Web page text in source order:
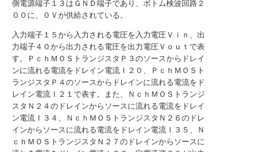
側電源端子１３はＧＮＤ端子であり、ボトム検波回路２
００に、０Ｖが供給されている。
入力端子１５から入力される電圧を入力電圧Ｖｉｎ、出
力端子４０から出力される電圧を出力電圧Ｖｏｕｔで表
す。ＰｃｈＭＯＳトランジスタＰ３のソースからドレイ
ンに流れる電流をドレイン電流Ｉ２０、ＰｃｈＭＯＳト
ランジスタＰ４のソースからドレインに流れる電流をド
レイン電流Ｉ２１で表す。また、ＮｃｈＭＯＳトランジ
スタＮ２４のドレインからソースに流れる電流をドレイ
ン電流Ｉ３４、ＮｃｈＭＯＳトランジスタＮ２６のドレ
インからソースに流れる電流をドレイン電流Ｉ３５、Ｎ
ｃｈＭＯＳトランジスタＮ２７のドレインからソースに